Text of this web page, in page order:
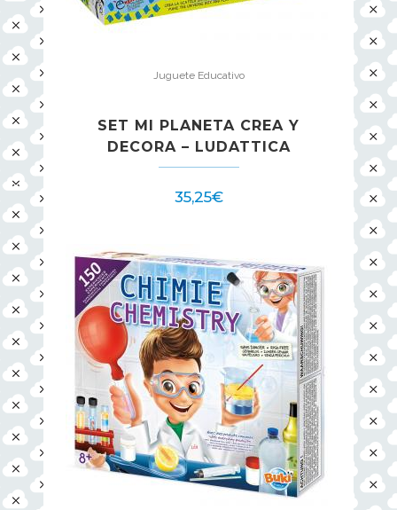
Juguete Educativo
SET MI PLANETA CREA Y
DECORA – LUDATTICA
35,25€